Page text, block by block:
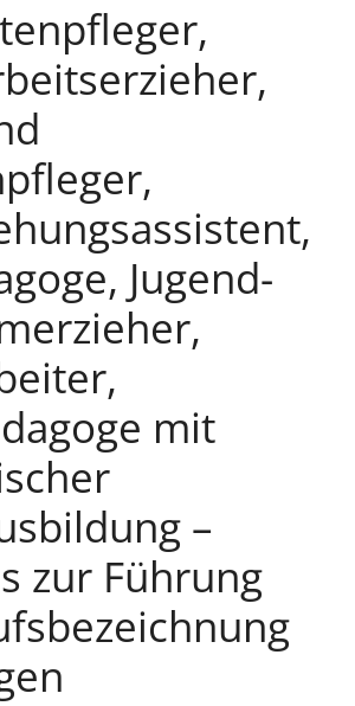
Jugend-
mit
–
zur Führung